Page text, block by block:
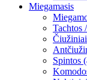
Miegamasis
Tachtos
Spintos